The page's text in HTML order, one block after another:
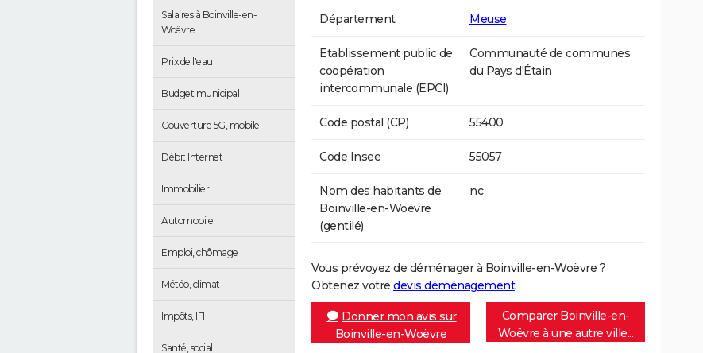
Salaires à Boinville-en-
Woëvre
Prix de l'eau
Budget municipal
Couverture 5G, mobile
Débit Internet
Immobilier
Automobile
Emploi, chômage
Météo, climat
Impôts, IFI
Santé, social
Département Meuse
Etablissement public de
coopération
intercommunale (EPCI)
Communauté de communes
du Pays d'Étain
Code postal (CP) 55400
Code Insee 55057
Nom des habitants de
Boinville-en-Woëvre
(gentilé)
nc
Vous prévoyez de déménager à Boinville-en-Woëvre ?
Obtenez votre devis déménagement.
Donner mon avis sur
Boinville-en-Woëvre
Comparer Boinville-en-
Woëvre à une autre ville...